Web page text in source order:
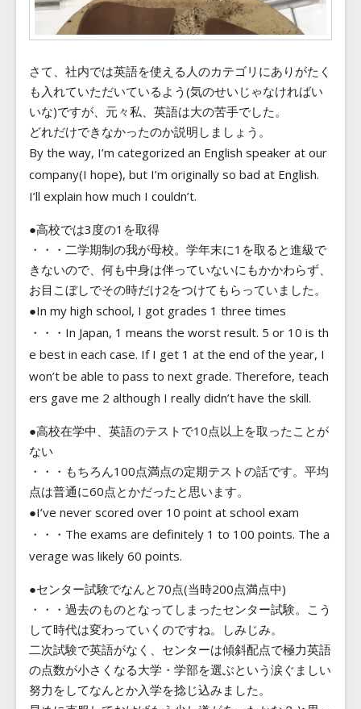
さて、社内では英語を使える人のカテゴリにありがたく
も入れていただいているよう(気のせいじゃなければい
いな)ですが、元々私、英語は大の苦手でした。
どれだけできなかったのか説明しましょう。
By the way, I’m categorized an English speaker at our
company(I hope), but I’m originally so bad at English.
I’ll explain how much I couldn’t.
●高校では3度の1を取得
・・・二学期制の我が母校。学年末に1を取ると進級で
きないので、何も中身は伴っていないにもかかわらず、
お目こぼしでその時だけ2をつけてもらっていました。
●In my high school, I got grades 1 three times
・・・In Japan, 1 means the worst result. 5 or 10 is th
e best in each case. If I get 1 at the end of the year, I
won’t be able to pass to next grade. Therefore, teach
ers gave me 2 although I really didn’t have the skill.
●高校在学中、英語のテストで10点以上を取ったことが
ない
・・・もちろん100点満点の定期テストの話です。平均
点は普通に60点とかだったと思います。
●I’ve never scored over 10 point at school exam
・・・The exams are definitely 1 to 100 points. The a
verage was likely 60 points.
●センター試験でなんと70点(当時200点満点中)
・・・過去のものとなってしまったセンター試験。こう
して時代は変わっていくのですね。しみじみ。
二次試験で英語がなく、センターは傾斜配点で極力英語
の点数が小さくなる大学・学部を選ぶという涙ぐましい
努力をしてなんとか入学を捻じ込みました。